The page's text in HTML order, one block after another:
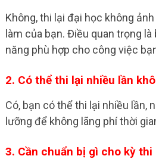
Không, thi lại đại học không
làm của bạn. Điều quan trọng
năng phù hợp cho công việc
2. Có thể thi lại nhiều lần
Có, bạn có thể thi lại nhiều lần,
lưỡng để không lãng phí thời
3. Cần chuẩn bị gì cho kỳ thi